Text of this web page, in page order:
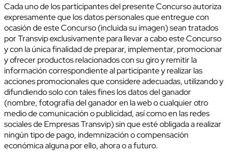
Cada uno de los participantes del presente Concurso autoriza
expresamente que los datos personales que entregue con
ocasión de este Concurso (incluida su imagen) sean tratados
por Transvip exclusivamente para llevar a cabo este Concurso
y con la única finalidad de preparar, implementar, promocionar
y ofrecer productos relacionados con su giro y remitir la
información correspondiente al participante y realizar las
acciones promocionales que considere adecuadas, utilizando y
difundiendo solo con tales fines los datos del ganador
(nombre, fotografía del ganador en la web o cualquier otro
medio de comunicación o publicidad, así como en las redes
sociales de Empresas Transvip) sin que esté obligada a realizar
ningún tipo de pago, indemnización o compensación
económica alguna por ello, ahora o a futuro.